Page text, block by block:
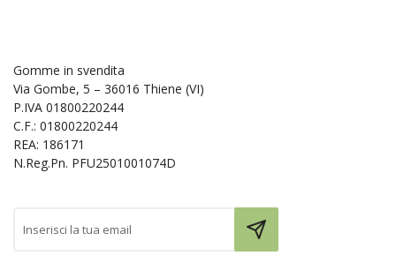
Gomme in svendita
Via Gombe, 5 – 36016 Thiene (VI)
P.IVA 01800220244
C.F.: 01800220244
REA: 186171
N.Reg.Pn. PFU2501001074D